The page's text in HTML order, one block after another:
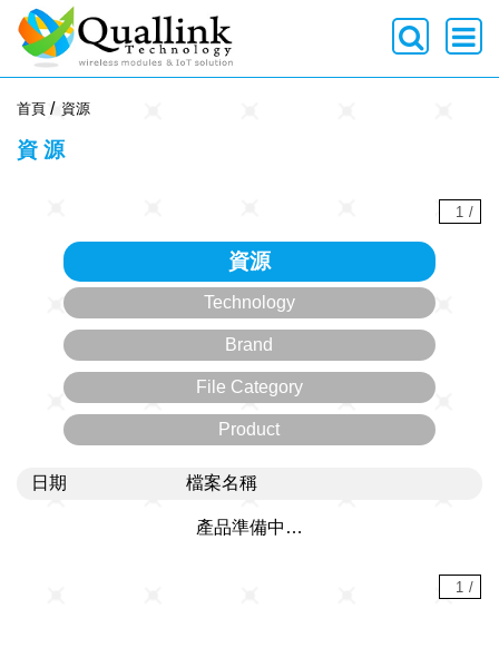
首頁 資源
資源
1 /
資源
Technology
Brand
File Category
Product
日期 檔案名稱
產品準備中…
1 /